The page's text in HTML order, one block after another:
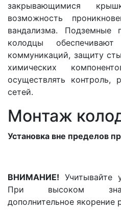
закрывающимися
возможность
вандализма. Подземные
колодцы
коммуникаций, защиту
химических
осуществлять контроль,
сетей.
Монтаж
Установка вне пределов
ВНИМАНИЕ! Учитывайте
При высоком
дополнительное якорение